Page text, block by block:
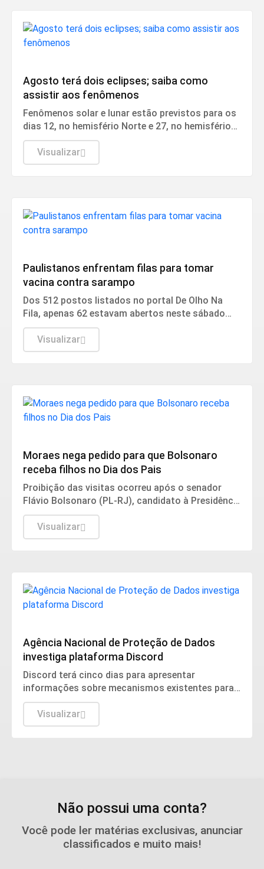
Agosto terá dois eclipses; saiba como
assistir aos fenômenos
Fenômenos solar e lunar estão previstos para os
dias 12, no hemisfério Norte e 27, no hemisfério
Sul.
Visualizar
Paulistanos enfrentam filas para tomar
vacina contra sarampo
Dos 512 postos listados no portal De Olho Na
Fila, apenas 62 estavam abertos neste sábado
(8). O funcionamento de todos ocorre somente
de segunda a sexta-feira.
Visualizar
Moraes nega pedido para que Bolsonaro
receba filhos no Dia dos Pais
Proibição das visitas ocorreu após o senador
Flávio Bolsonaro (PL-RJ), candidato à Presidência
nas eleições deste ano, ter publicado nas redes
sociais uma carta manuscrita assinada pelo pai.
Visualizar
Agência Nacional de Proteção de Dados
investiga plataforma Discord
Discord terá cinco dias para apresentar
informações sobre mecanismos existentes para
prevenir e combater violações graves contra
crianças e adolescentes, informou a ANPD, em
nota.
Visualizar
Não possui uma conta?
Você pode ler matérias exclusivas, anunciar
classificados e muito mais!